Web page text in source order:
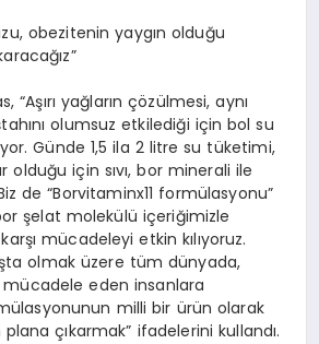
obezitenin yaygın olduğu
“Aşırı yağların çözülmesi, aynı
olumsuz etkilediği için bol su
Günde 1,5 ila 2 litre su tüketimi,
olduğu için sıvı, bor minerali ile
de “Borvitaminx11 formülasyonu”
şelat molekülü içeriğimizle
mücadeleyi etkin kılıyoruz.
olmak üzere tüm dünyada,
eden insanlara
milli bir ürün olarak
çıkarmak” ifadelerini kullandı.